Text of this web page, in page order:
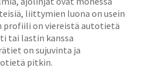
liittymien luona on usein
profiili on viereistä autotietä
tai lastin kanssa
on sujuvinta ja
pitkin.